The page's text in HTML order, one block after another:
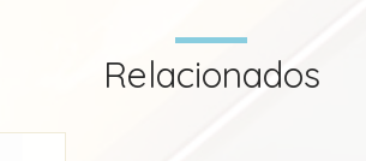
Relacionados